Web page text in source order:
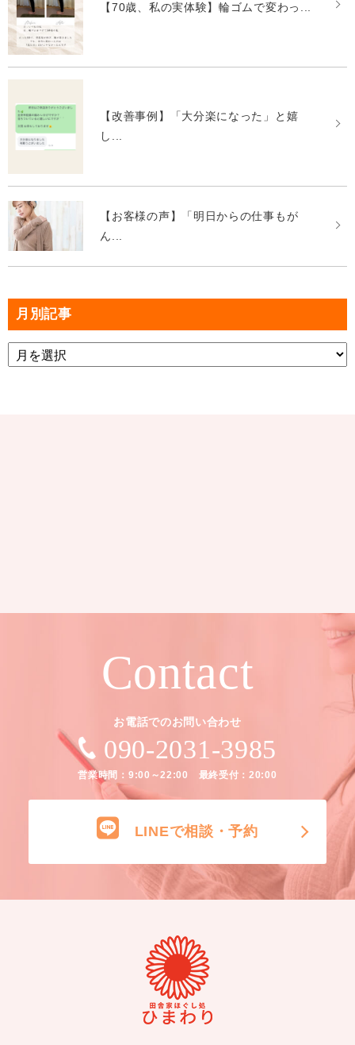
【70歳、私の実体験】輪ゴムで変わっ...
【改善事例】「大分楽になった」と嬉
し...
【お客様の声】「明日からの仕事もが
ん...
月別記事
Contact
お電話でのお問い合わせ
090-2031-3985
営業時間：9:00～22:00 最終受付：20:00
LINEで相談・予約